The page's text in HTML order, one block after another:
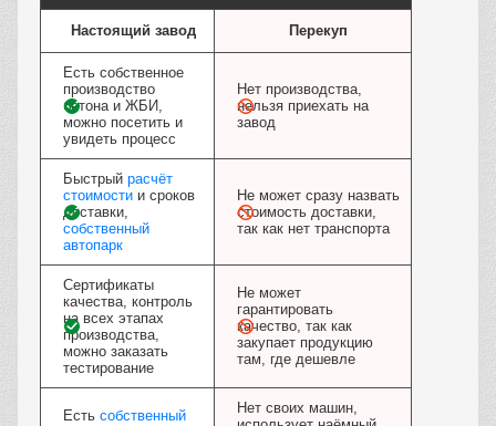
Настоящий завод Перекуп
Есть собственное
производство
бетона и ЖБИ,
можно посетить и
увидеть процесс
Нет производства,
нельзя приехать на
завод
Быстрый расчёт
стоимости и сроков
доставки,
собственный
автопарк
Не может сразу назвать
стоимость доставки,
так как нет транспорта
Сертификаты
качества, контроль
на всех этапах
производства,
можно заказать
тестирование
Не может
гарантировать
качество, так как
закупает продукцию
там, где дешевле
Есть собственный
Нет своих машин,